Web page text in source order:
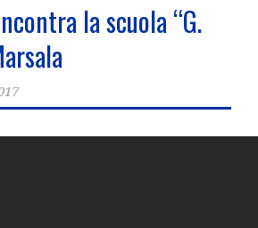
la scuola “G.